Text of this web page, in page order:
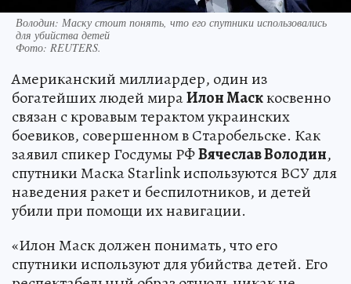
Володин: Маску стоит понять, что его спутники использовались
для убийства детей
Фото: REUTERS.
Американский миллиардер, один из
богатейших людей мираИлон Масккосвенно
связан с кровавым терактом украинских
боевиков, совершенном в Старобельске. Как
заявил спикер Госдумы РФВячеслав Володин,
спутники Маска Starlink используются ВСУ для
наведения ракет и беспилотников, и детей
убили при помощи их навигации.
«Илон Маск должен понимать, что его
спутники используют для убийства детей. Его